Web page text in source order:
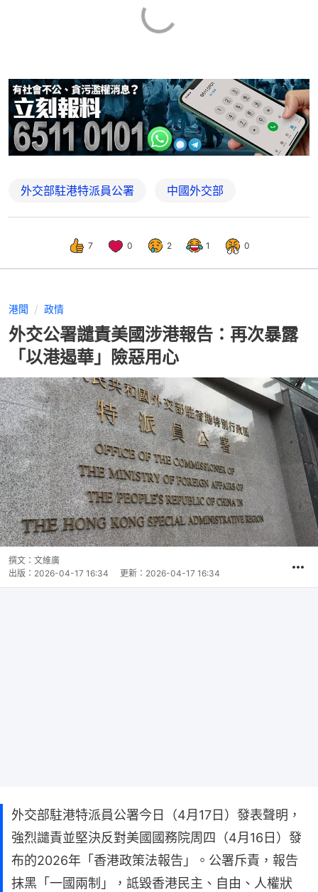
外交部駐港特派員公署 中國外交部
7 0 2 1 0
港聞 政情
外交公署譴責美國涉港報告：再次暴露
「以港遏華」險惡用心
撰文： 文維廣
出版： 2026-04-17 16:34 更新： 2026-04-17 16:34
外交部駐港特派員公署今日（4月17日）發表聲明，
強烈譴責並堅決反對美國國務院周四（4月16日）發
布的2026年「香港政策法報告」。公署斥責，報告
抹黑「一國兩制」，詆毀香港民主、自由、人權狀